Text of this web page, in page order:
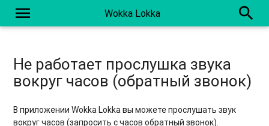
menu Wokka Lokka search
Не работает прослушка звука
вокруг часов (обратный звонок)
В приложении Wokka Lokka вы можете прослушать звук
вокруг часов (запросить с часов обратный звонок).